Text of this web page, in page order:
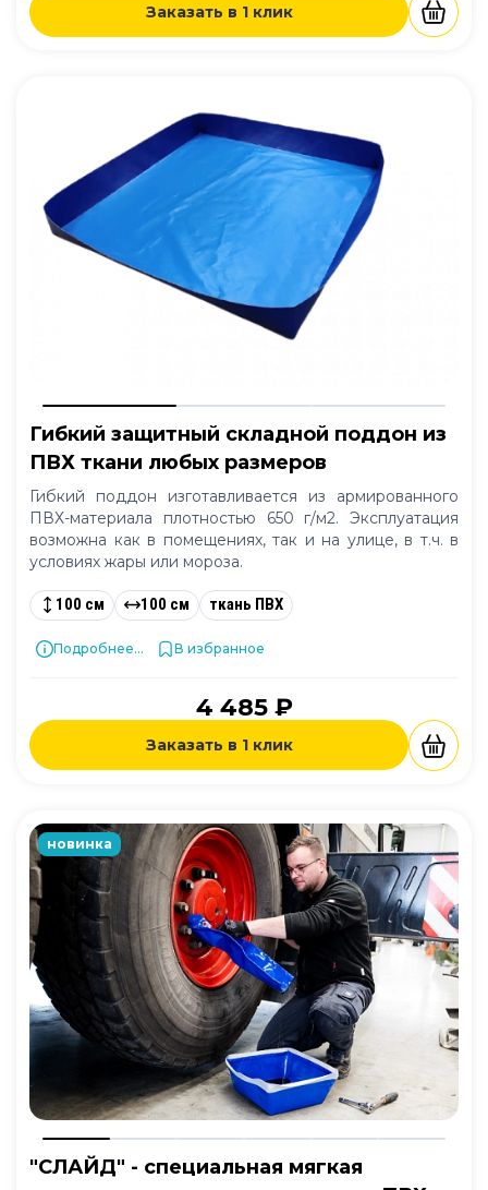
Заказать в 1 клик
Гибкий защитный складной поддон из
ПВХ ткани любых размеров
Гибкий поддон изготавливается из армированного
ПВХ-материала плотностью 650 г/м2. Эксплуатация
возможна как в помещениях, так и на улице, в т.ч. в
условиях жары или мороза.
100 см 100 см ткань ПВХ
Подробнее... В избранное
4 485 ₽
Заказать в 1 клик
новинка
"СЛАЙД" - cпециальная мягкая